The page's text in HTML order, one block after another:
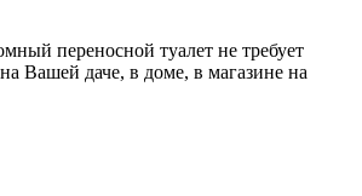
переносной туалет не требует
Вашей даче, в доме, в магазине на